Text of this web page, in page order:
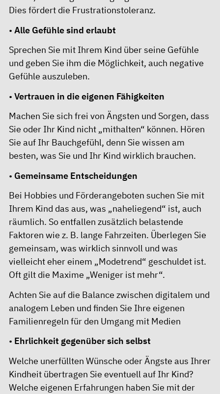
Dies fördert die Frustrationstoleranz.
• Alle Gefühle sind erlaubt
Sprechen Sie mit Ihrem Kind über seine Gefühle
und geben Sie ihm die Möglichkeit, auch negative
Gefühle auszuleben.
• Vertrauen in die eigenen Fähigkeiten
Machen Sie sich frei von Ängsten und Sorgen, dass
Sie oder Ihr Kind nicht „mithalten“ können. Hören
Sie auf Ihr Bauchgefühl, denn Sie wissen am
besten, was Sie und Ihr Kind wirklich brauchen.
• Gemeinsame Entscheidungen
Bei Hobbies und Förderangeboten suchen Sie mit
Ihrem Kind das aus, was „naheliegend“ ist, auch
räumlich. So entfallen zusätzlich belastende
Faktoren wie z. B. lange Fahrzeiten. Überlegen Sie
gemeinsam, was wirklich sinnvoll und was
vielleicht eher einem „Modetrend“ geschuldet ist.
Oft gilt die Maxime „Weniger ist mehr“.
Achten Sie auf die Balance zwischen digitalem und
analogem Leben und finden Sie Ihre eigenen
Familienregeln für den Umgang mit Medien
• Ehrlichkeit gegenüber sich selbst
Welche unerfüllten Wünsche oder Ängste aus Ihrer
Kindheit übertragen Sie eventuell auf Ihr Kind?
Welche eigenen Erfahrungen haben Sie mit der